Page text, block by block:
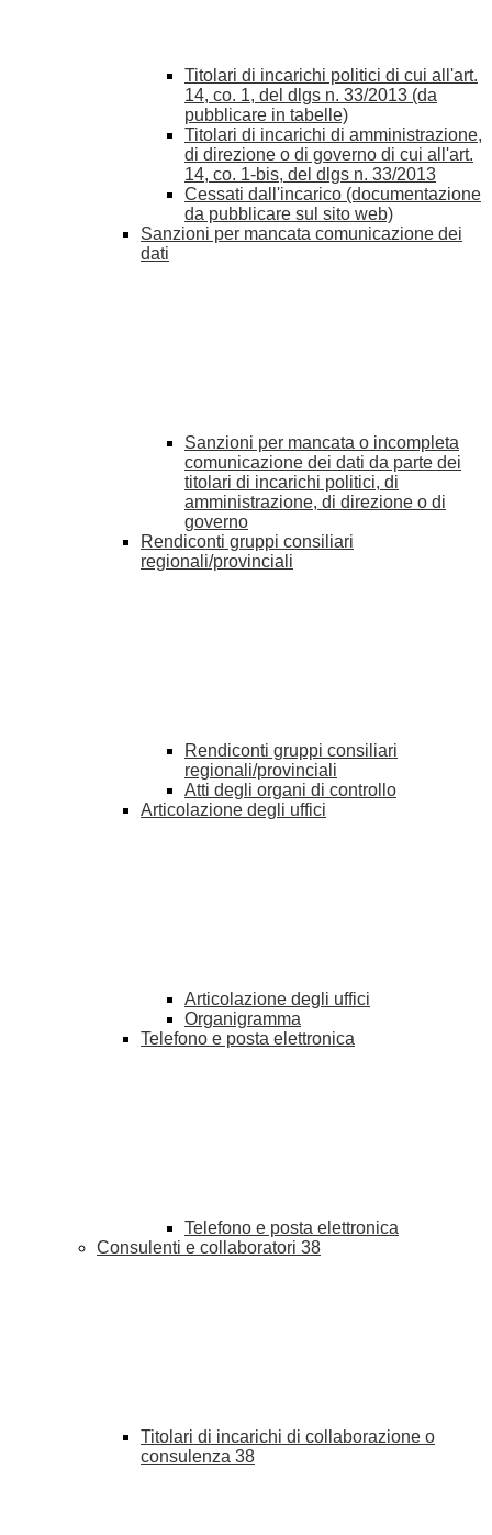
Titolari di incarichi politici di cui all'art.
14, co. 1, del dlgs n. 33/2013 (da
pubblicare in tabelle)
Titolari di incarichi di amministrazione,
di direzione o di governo di cui all'art.
14, co. 1-bis, del dlgs n. 33/2013
Cessati dall'incarico (documentazione
da pubblicare sul sito web)
Sanzioni per mancata comunicazione dei
dati
Sanzioni per mancata o incompleta
comunicazione dei dati da parte dei
titolari di incarichi politici, di
amministrazione, di direzione o di
governo
Rendiconti gruppi consiliari
regionali/provinciali
Rendiconti gruppi consiliari
regionali/provinciali
Atti degli organi di controllo
Articolazione degli uffici
Articolazione degli uffici
Organigramma
Telefono e posta elettronica
Telefono e posta elettronica
Consulenti e collaboratori 38
Titolari di incarichi di collaborazione o
consulenza 38